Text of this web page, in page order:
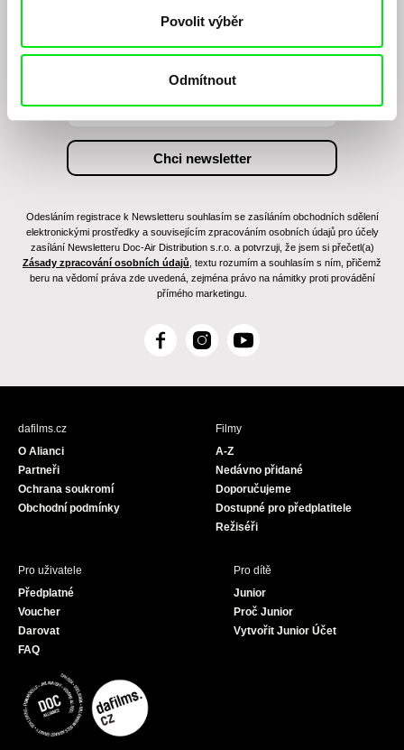
Povolit výběr
Odmítnout
Chcete být pravidelně informováni o našem
filmovém programu?
Odesláním registrace k Newsletteru souhlasím se zasíláním obchodních sdělení
elektronickými prostředky a souvisejícím zpracováním osobních údajů pro účely
zasílání Newsletteru Doc-Air Distribution s.r.o. a potvrzuji, že jsem si přečetl(a)
Zásady zpracování osobních údajů , textu rozumím a souhlasím s ním, přičemž
beru na vědomí práva zde uvedená, zejména právo na námitky proti provádění
přímého marketingu.
F
c
I
s
Y
u
dafilms.cz
O Alianci
Partneři
Ochrana soukromí
Obchodní podmínky
Filmy
A-Z
Nedávno přidané
Doporučujeme
Dostupné pro předplatitele
Režiséři
Pro uživatele
Předplatné
Voucher
Darovat
FAQ
Pro dítě
Junior
Proč Junior
Vytvořit Junior Účet